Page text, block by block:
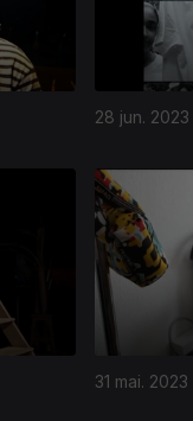
28 jun. 2023
31 mai. 2023